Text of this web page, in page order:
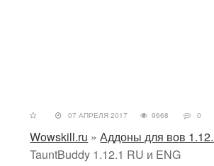
07 АПРЕЛЯ 2017 9668 0
Wowskill.ru »Аддоны для вов
TauntBuddy 1.12.1 RU и ENG